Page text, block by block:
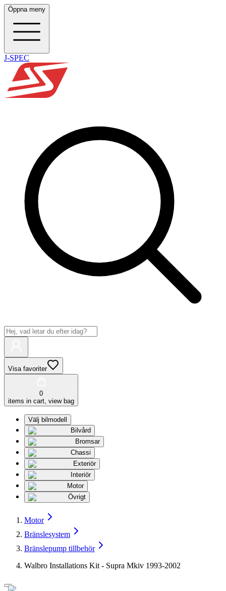
Öppna meny
J-SPEC
Visa favoriter
0
items in cart, view bag
Välj bilmodell
Bilvård
Bromsar
Chassi
Exteriör
Interiör
Motor
Övrigt
Motor
Bränslesystem
Bränslepump tillbehör
Walbro Installations Kit - Supra Mkiv 1993-2002